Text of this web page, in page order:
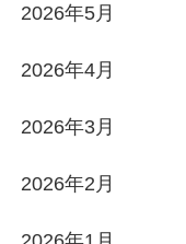
2026年5月
2026年4月
2026年3月
2026年2月